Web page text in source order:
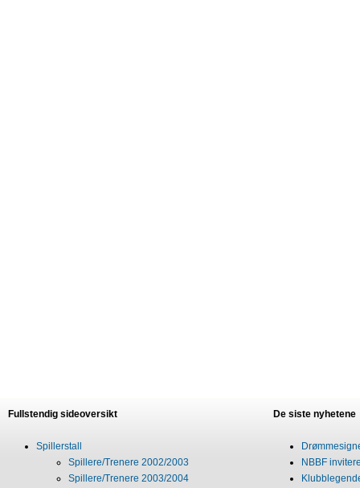
Fullstendig sideoversikt
Spillerstall
Spillere/Trenere 2002/2003
Spillere/Trenere 2003/2004
De siste nyhetene
NBBF